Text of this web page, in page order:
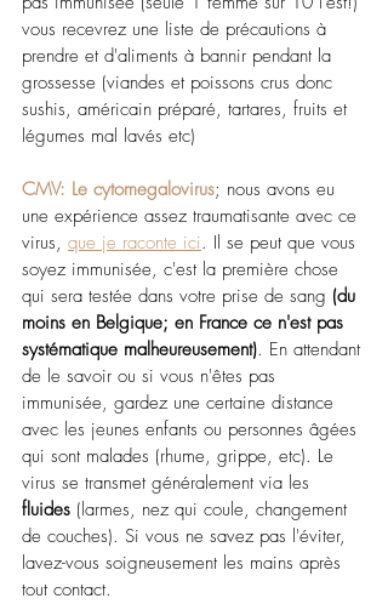
vous recevrez une liste de précautions à
prendre et d'aliments à bannir pendant la
grossesse (viandes et poissons crus donc
sushis, américain préparé, tartares, fruits et
légumes mal lavés etc)
CMV: Le cytomegalovirus; nous avons eu
une expérience assez traumatisante avec ce
virus, que je raconte ici. Il se peut que vous
soyez immunisée, c'est la première chose
qui sera testée dans votre prise de sang (du
moins en Belgique; en France ce n'est pas
systématique malheureusement). En attendant
de le savoir ou si vous n'êtes pas
immunisée, gardez une certaine distance
avec les jeunes enfants ou personnes âgées
qui sont malades (rhume, grippe, etc). Le
virus se transmet généralement via les
fluides (larmes, nez qui coule, changement
de couches). Si vous ne savez pas l'éviter,
lavez-vous soigneusement les mains après
tout contact.